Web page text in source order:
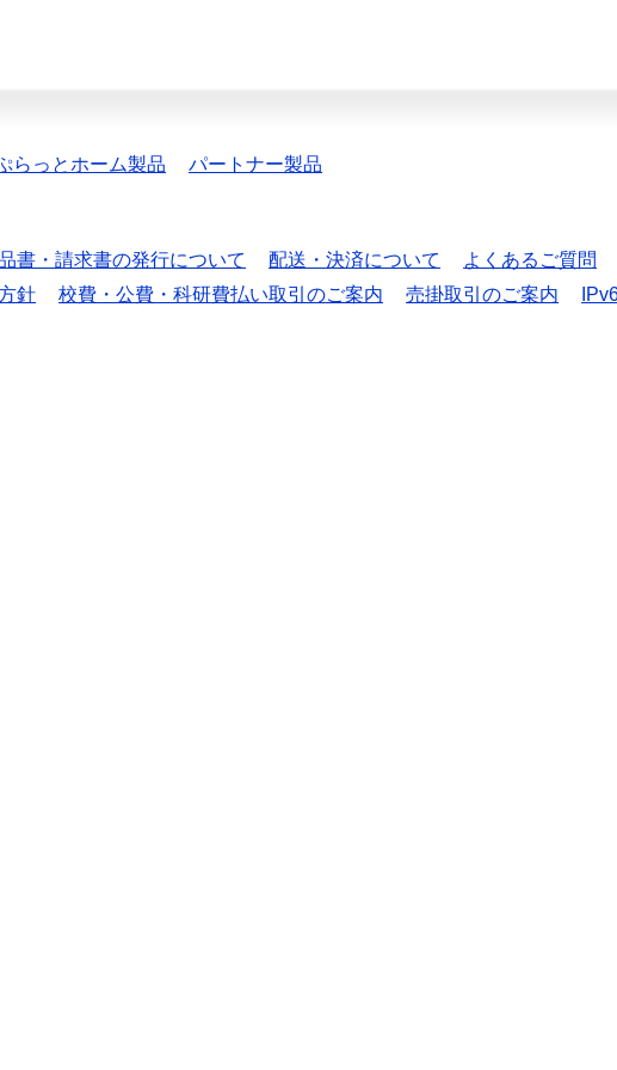
らっとホーム製品 パートナー製品
書・請求書の発行について 配送・決済について
よくあるご質問
針
校費・公費・科研費払い取引のご案内 売掛取引のご案内